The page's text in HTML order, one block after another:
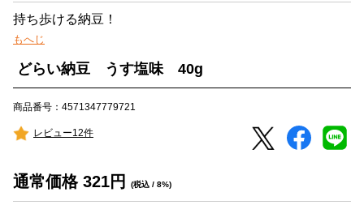
持ち歩ける納豆！
もへじ
どらい納豆 うす塩味 40g
商品番号：4571347779721
レビュー12件
通常価格 321円 (税込 / 8%)